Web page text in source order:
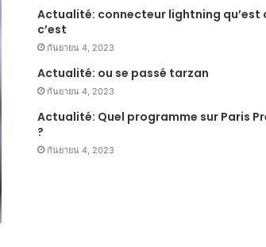
Actualité: connecteur lightning qu’est
c’est
กันยายน 4, 2023
Actualité: ou se passé tarzan
กันยายน 4, 2023
Actualité: Quel programme sur Paris
?
กันยายน 4, 2023